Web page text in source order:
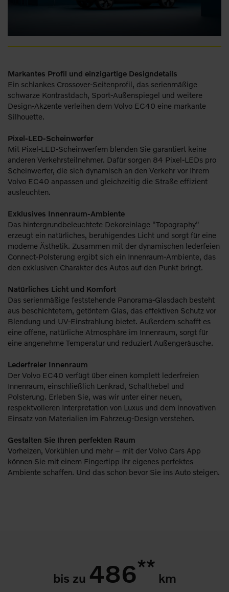
Markantes Profil und einzigartige Designdetails
Ein schlankes Crossover-Seitenprofil, das serienmäßige
schwarze Kontrastdach, Sport-Außenspiegel und weitere
Design-Akzente verleihen dem Volvo EC40 eine markante
Silhouette.
Pixel-LED-Scheinwerfer
Mit Pixel-LED-Scheinwerfern blenden Sie garantiert keine
anderen Verkehrsteilnehmer. Dafür sorgen 84 Pixel-LEDs pro
Scheinwerfer, die sich dynamisch an den Verkehr vor Ihrem
Volvo EC40 anpassen und gleichzeitig die Straße effizient
ausleuchten.
Exklusives Innenraum-Ambiente
Das hintergrundbeleuchtete Dekoreinlage "Topography"
erzeugt ein natürliches, beruhigendes Licht und sorgt für eine
moderne Ästhetik. Zusammen mit der dynamischen lederfeien
Connect-Polsterung ergibt sich ein Innenraum-Ambiente, das
den exklusiven Charakter des Autos auf den Punkt bringt.
Natürliches Licht und Komfort
Das serienmäßige feststehende Panorama-Glasdach besteht
aus beschichtetem, getöntem Glas, das effektiven Schutz vor
Blendung und UV-Einstrahlung bietet. Außerdem schafft es
eine offene, natürliche Atmosphäre im Innenraum, sorgt für
eine angenehme Temperatur und reduziert Außengeräusche.
Lederfreier Innenraum
Der Volvo EC40 verfügt über einen komplett lederfreien
Innenraum, einschließlich Lenkrad, Schalthebel und
Polsterung. Erleben Sie, was wir unter einer neuen,
respektvolleren Interpretation von Luxus und dem innovativen
Einsatz von Materialien im Fahrzeug-Design verstehen.
Gestalten Sie Ihren perfekten Raum
Vorheizen, Vorkühlen und mehr – mit der Volvo Cars App
können Sie mit einem Fingertipp Ihr eigenes perfektes
Ambiente schaffen. Und das schon bevor Sie ins Auto steigen.
bis zu 486**
km